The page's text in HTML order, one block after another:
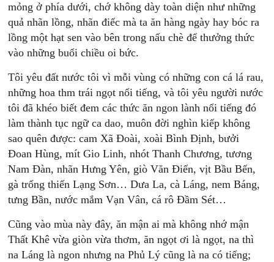
mỏng ở phía dưới, chớ không dày toàn diện như những
quả nhãn lồng, nhãn điếc mà ta ăn hàng ngày hay bóc ra
lồng một hạt sen vào bên trong nấu chè để thưởng thức
vào những buổi chiều oi bức.
Tôi yêu đất nước tôi vì mỗi vùng có những con cá lá rau,
những hoa thm trái ngọt nổi tiếng, và tôi yêu người nước
tôi đã khéo biết đem các thức ăn ngon lành nổi tiếng đó
làm thành tục ngữ ca dao, muôn đời nghìn kiếp không
sao quên được: cam Xã Đoài, xoài Bình Định, bưởi
Đoan Hùng, mít Gio Linh, nhót Thanh Chương, tương
Nam Đàn, nhãn Hưng Yên, giò Văn Điển, vịt Bầu Bến,
gà trống thiến Lạng Sơn… Dưa La, cà Láng, nem Báng,
tưng Bần, nước mắm Vạn Vân, cá rô Đầm Sét…
Cũng vào mùa này đây, ăn mận ai mà không nhớ mận
Thất Khê vừa giòn vừa thơm, ăn ngọt ơi là ngọt, na thì
na Láng là ngon nhưng na Phủ Lý cũng là na có tiếng;